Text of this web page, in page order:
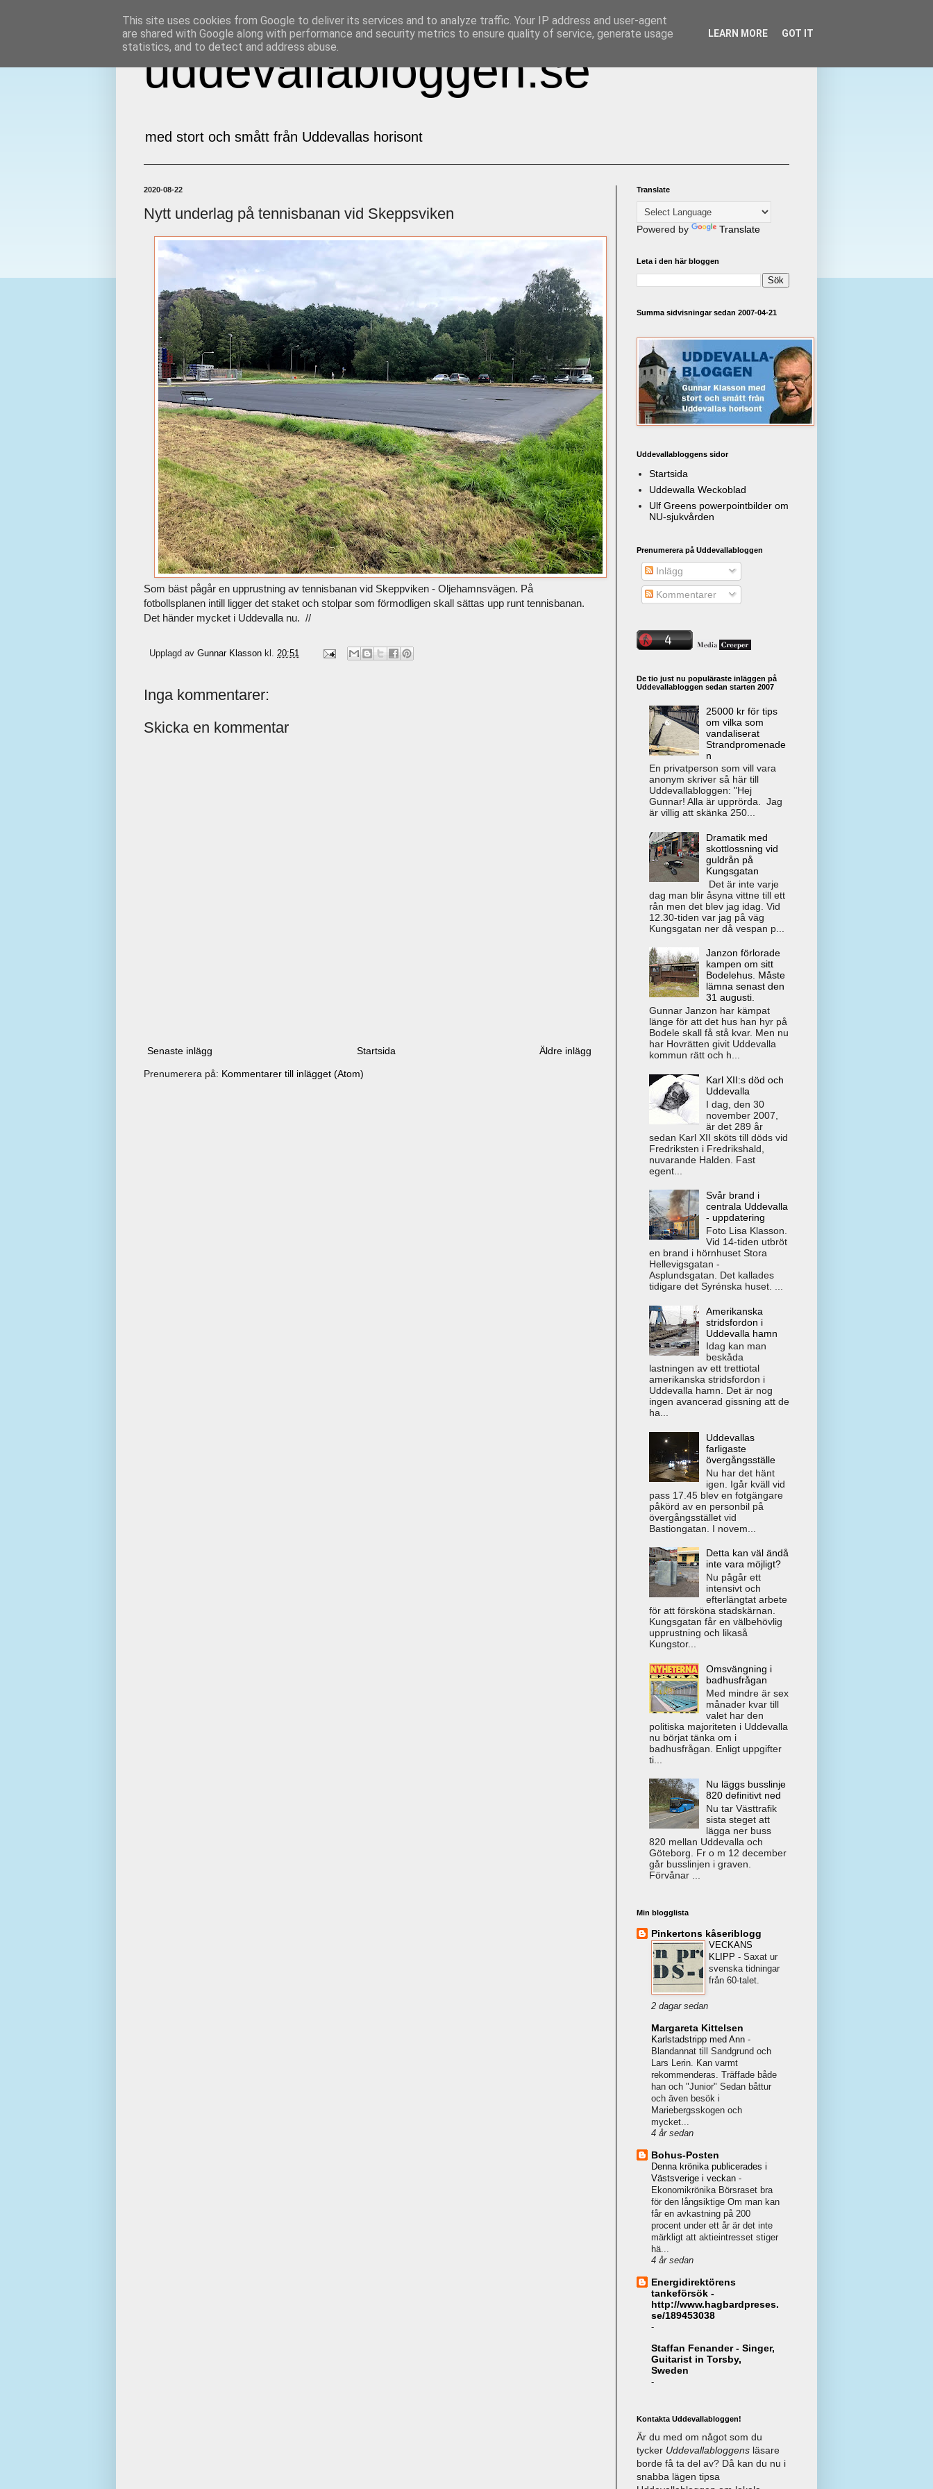
uddevallabloggen.se
med stort och smått från Uddevallas horisont
2020-08-22
Nytt underlag på tennisbanan vid Skeppsviken
Som bäst pågår en upprustning av tennisbanan vid Skeppviken - Oljehamnsvägen. På
fotbollsplanen intill ligger det staket och stolpar som förmodligen skall sättas upp runt tennisbanan.
Det händer mycket i Uddevalla nu. //
Upplagd av Gunnar Klasson kl. 20:51
Inga kommentarer:
Skicka en kommentar
Senaste inlägg Äldre inlägg
Startsida
Prenumerera på: Kommentarer till inlägget (Atom)
Translate
Powered by Translate
Leta i den här bloggen
Summa sidvisningar sedan 2007-04-21
Uddevallabloggens sidor
Startsida
Uddewalla Weckoblad
Ulf Greens powerpointbilder om
NU-sjukvården
Prenumerera på Uddevallabloggen
Inlägg
Kommentarer
De tio just nu populäraste inläggen på
Uddevallabloggen sedan starten 2007
25000 kr för tips
om vilka som
vandaliserat
Strandpromenade
n
En privatperson som vill vara
anonym skriver så här till
Uddevallabloggen: "Hej
Gunnar! Alla är upprörda. Jag
är villig att skänka 250...
Dramatik med
skottlossning vid
guldrån på
Kungsgatan
Det är inte varje
dag man blir åsyna vittne till ett
rån men det blev jag idag. Vid
12.30-tiden var jag på väg
Kungsgatan ner då vespan p...
Janzon förlorade
kampen om sitt
Bodelehus. Måste
lämna senast den
31 augusti.
Gunnar Janzon har kämpat
länge för att det hus han hyr på
Bodele skall få stå kvar. Men nu
har Hovrätten givit Uddevalla
kommun rätt och h...
Karl XII:s död och
Uddevalla
I dag, den 30
november 2007,
är det 289 år
sedan Karl XII sköts till döds vid
Fredriksten i Fredrikshald,
nuvarande Halden. Fast
egent...
Svår brand i
centrala Uddevalla
- uppdatering
Foto Lisa Klasson.
Vid 14-tiden utbröt
en brand i hörnhuset Stora
Hellevigsgatan -
Asplundsgatan. Det kallades
tidigare det Syrénska huset. ...
Amerikanska
stridsfordon i
Uddevalla hamn
Idag kan man
beskåda
lastningen av ett trettiotal
amerikanska stridsfordon i
Uddevalla hamn. Det är nog
ingen avancerad gissning att de
ha...
Uddevallas
farligaste
övergångsställe
Nu har det hänt
igen. Igår kväll vid
pass 17.45 blev en fotgängare
påkörd av en personbil på
övergångsstället vid
Bastiongatan. I novem...
Detta kan väl ändå
inte vara möjligt?
Nu pågår ett
intensivt och
efterlängtat arbete
för att försköna stadskärnan.
Kungsgatan får en välbehövlig
upprustning och likaså
Kungstor...
Omsvängning i
badhusfrågan
Med mindre är sex
månader kvar till
valet har den
politiska majoriteten i Uddevalla
nu börjat tänka om i
badhusfrågan. Enligt uppgifter
ti...
Nu läggs busslinje
820 definitivt ned
Nu tar Västtrafik
sista steget att
lägga ner buss
820 mellan Uddevalla och
Göteborg. Fr o m 12 december
går busslinjen i graven.
Förvånar ...
Min blogglista
Pinkertons kåseriblogg
VECKANS
KLIPP - Saxat ur
svenska tidningar
från 60-talet.
2 dagar sedan
Margareta Kittelsen
Karlstadstripp med Ann -
Blandannat till Sandgrund och
Lars Lerin. Kan varmt
rekommenderas. Träffade både
han och "Junior" Sedan båttur
och även besök i
Mariebergsskogen och
mycket...
4 år sedan
Bohus-Posten
Denna krönika publicerades i
Västsverige i veckan -
Ekonomikrönika Börsraset bra
för den långsiktige Om man kan
får en avkastning på 200
procent under ett år är det inte
märkligt att aktieintresset stiger
hä...
4 år sedan
Energidirektörens
tankeförsök -
http://www.hagbardpreses.
se/189453038
-
Staffan Fenander - Singer,
Guitarist in Torsby,
Sweden
-
Kontakta Uddevallabloggen!
Är du med om något som du
tycker Uddevallabloggens läsare
borde få ta del av? Då kan du nu i
snabba lägen tipsa
This site uses cookies from Google to deliver its services and to analyze traffic. Your IP address and user-agent
are shared with Google along with performance and security metrics to ensure quality of service, generate usage
statistics, and to detect and address abuse.
LEARN MORE GOT IT